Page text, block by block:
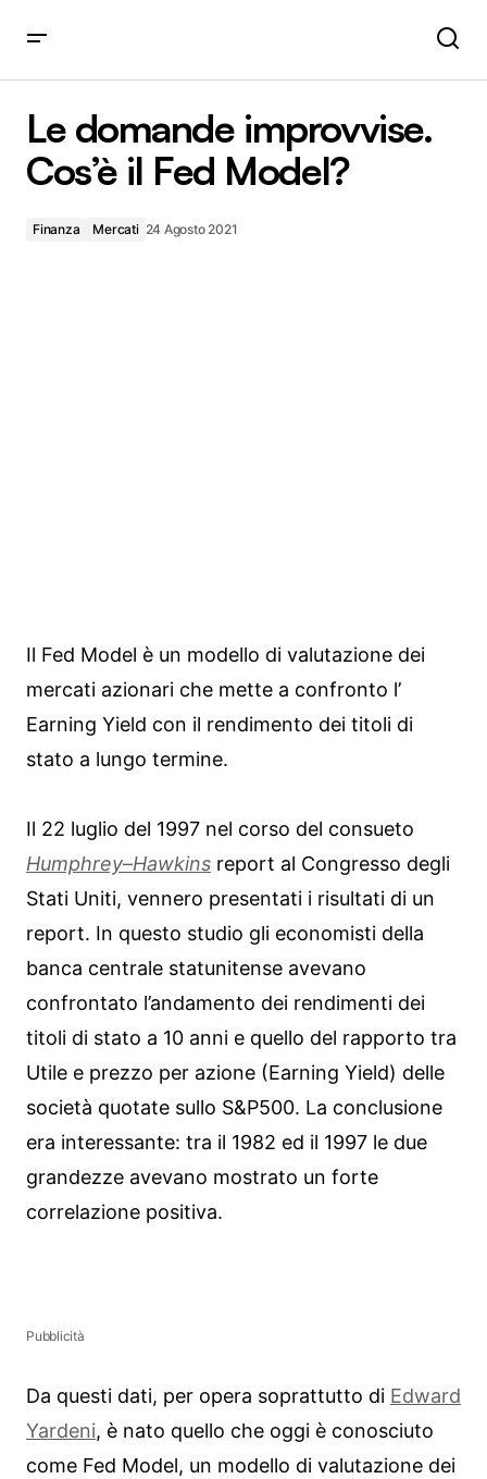
Le domande improvvise.
Cos’è il Fed Model?
Finanza Mercati 24 Agosto 2021
Il Fed Model è un modello di valutazione dei
mercati azionari che mette a confronto l’
Earning Yield con il rendimento dei titoli di
stato a lungo termine.
Il 22 luglio del 1997 nel corso del consueto
Humphrey–Hawkins report al Congresso degli
Stati Uniti, vennero presentati i risultati di un
report. In questo studio gli economisti della
banca centrale statunitense avevano
confrontato l’andamento dei rendimenti dei
titoli di stato a 10 anni e quello del rapporto tra
Utile e prezzo per azione (Earning Yield) delle
società quotate sullo S&P500. La conclusione
era interessante: tra il 1982 ed il 1997 le due
grandezze avevano mostrato un forte
correlazione positiva.
Pubblicità
Da questi dati, per opera soprattutto di Edward
Yardeni, è nato quello che oggi è conosciuto
come Fed Model, un modello di valutazione dei